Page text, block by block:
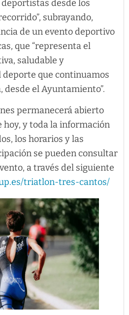
desde los
subrayando,
de un evento deportivo
que “representa el
saludable y
que continuamos
desde el Ayuntamiento”.
permanecerá abierto
hoy, y toda la información
los horarios y las
se pueden consultar
a través del siguiente
triatlon-tres-cantos/